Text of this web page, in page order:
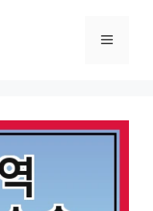
메